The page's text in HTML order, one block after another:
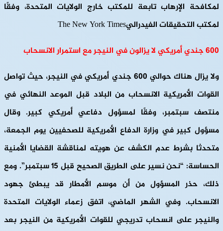
لمكافحة الإرهاب تابعة للمكتب خارج الولايات المتحدة، وفقًا
لمكتب التحقيقات الفيدراليThe New York Times
600 جندي أمريكي لا يزالون في النيجر مع استمرار الانسحاب
ولا يزال هناك حوالي 600 جندي أمريكي في النيجر، حيث تواصل
القوات الأمريكية الانسحاب من البلاد قبل الموعد النهائي في
منتصف سبتمبر، وفقًا لمسؤول دفاعي أمريكي كبير. وقال
مسؤول كبير في وزارة الدفاع الأمريكية للصحفيين يوم الجمعة،
متحدثا بشرط عدم الكشف عن هويته لمناقشة القضايا الأمنية
الحساسة: “نحن نسير على الطريق الصحيح قبل 15 سبتمبر”. ومع
ذلك، حذر المسؤول من أن موسم الأمطار قد يبطئ جهود
الانسحاب. وفي الشهر الماضي، اتفق زعماء الولايات المتحدة
والنيجر على انسحاب تدريجي للقوات الأمريكية من النيجر بعد